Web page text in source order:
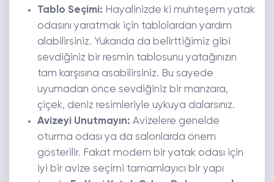
Tablo Seçimi: Hayalinizde ki muhteşem yatak
odasını yaratmak için tablolardan yardım
alabilirsiniz. Yukarıda da belirttiğimiz gibi
sevdiğiniz bir resmin tablosunu yatağınızın
tam karşısına asabilirsiniz. Bu sayede
uyumadan önce sevdiğiniz bir manzara,
çiçek, deniz resimleriyle uykuya dalarsınız.
Avizeyi Unutmayın: Avizelere genelde
oturma odası ya da salonlarda önem
gösterilir. Fakat modern bir yatak odası için
iyi bir avize seçimi tamamlayıcı bir yapı